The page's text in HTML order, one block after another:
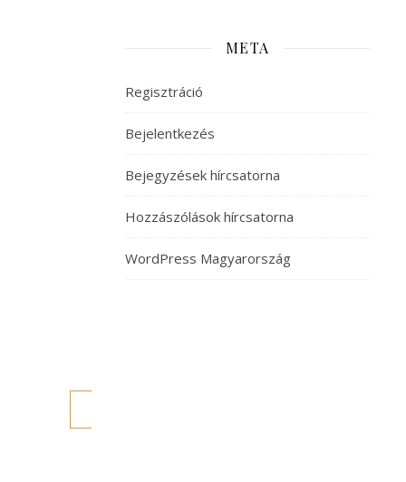
META
Regisztráció
Bejelentkezés
Bejegyzések hírcsatorna
Hozzászólások hírcsatorna
WordPress Magyarország